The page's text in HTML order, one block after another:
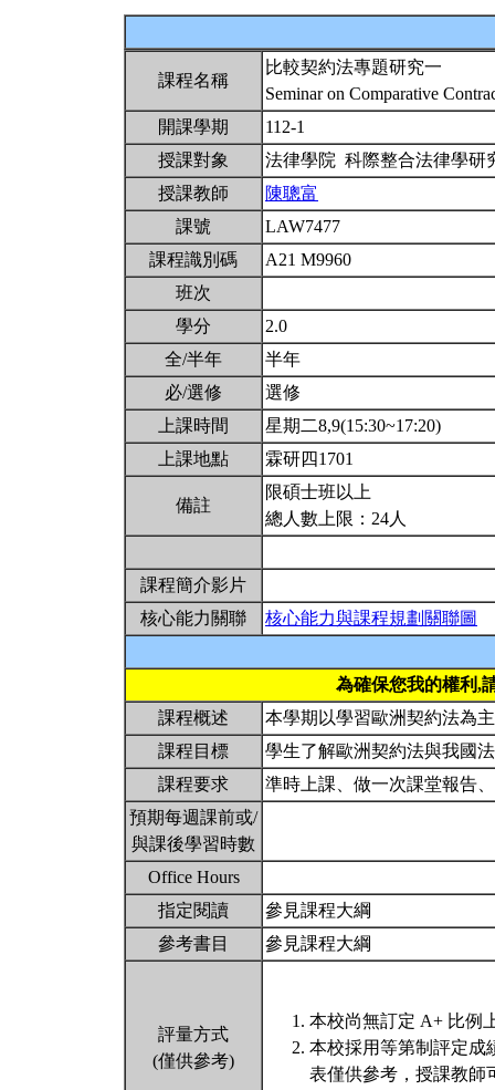
課程名稱
比較契約法專題研究一
Seminar on Comparative
開課學期
112-1
授課對象
法律學院 科際整合法律學
授課教師
陳聰富
課號
LAW7477
課程識別碼
A21 M9960
班次
學分
2.0
全/半年
半年
必/選修
選修
上課時間
星期二8,9(15:30~17:20)
上課地點
霖研四1701
備註
限碩士班以上
總人數上限：24人
課程簡介影片
核心能力關聯
核心能力與課程規劃關聯圖
為確保您我的權利,
課程概述
本學期以學習歐洲契約法為
課程目標
學生了解歐洲契約法與我國
課程要求
準時上課、做一次課堂報告
預期每週課前或/
與課後學習時數
Office Hours
指定閱讀
參見課程大綱
參考書目
參見課程大綱
評量方式
(僅供參考)
本校尚無訂定 A+ 比例
本校採用等第制評定成
表僅供參考，授課教師